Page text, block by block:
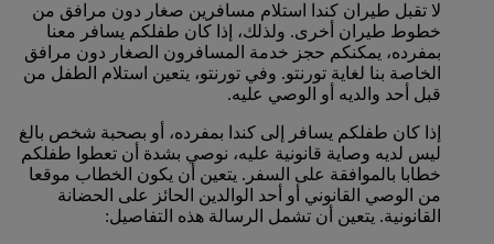
لا تقبل طيران كندا استلام مسافرين صغار دون مرافق من
خطوط طيران أخرى. ولذلك، إذا كان طفلكم يسافر معنا
بمفرده، يمكنكم حجز خدمة المسافرون الصغار دون مرافق
الخاصة بنا لغاية تورنتو. وفي تورنتو، يتعين استلام الطفل من
قبل أحد والديه أو الوصي عليه.
إذا كان طفلكم يسافر إلى كندا بمفرده، أو بصحبة شخص بالغ
ليس لديه وصاية قانونية عليه، نوصي بشدة أن تعطوا طفلكم
خطابا بالموافقة على السفر. يتعين أن يكون الخطاب موقعا
من الوصي القانوني أو أحد الوالدين الحائز على الحضانة
القانونية. يتعين أن تشمل الرسالة هذه التفاصيل: